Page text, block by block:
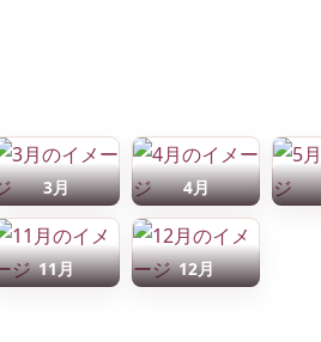
3月 4月
11月 12月